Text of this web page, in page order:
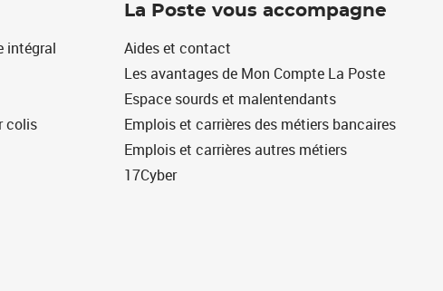
intégral
colis
La Poste vous accompagne
Aides et contact
Les avantages de Mon Compte La Poste
Espace sourds et malentendants
Emplois et carrières des métiers bancaires
Emplois et carrières autres métiers
17Cyber